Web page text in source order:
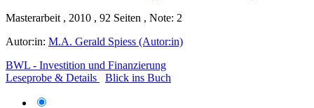
Masterarbeit , 2010 , 92 Seiten , Note: 2
Autor:in: M.A. Gerald Spiess (Autor:in)
BWL - Investition und Finanzierung
Leseprobe & Details
Blick ins Buch